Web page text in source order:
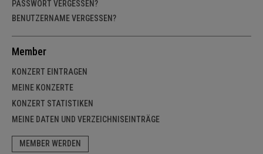
PASSWORT VERGESSEN?
BENUTZERNAME VERGESSEN?
Member
KONZERT EINTRAGEN
MEINE KONZERTE
KONZERT STATISTIKEN
MEINE DATEN UND VERZEICHNISEINTRÄGE
MEMBER WERDEN